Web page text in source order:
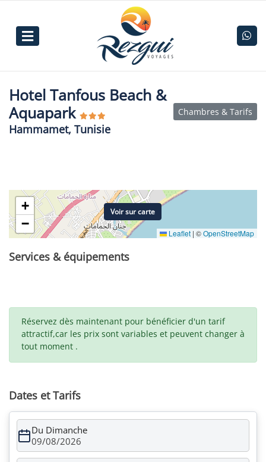
Hotel Tanfous Beach &
Aquapark
Hammamet, Tunisie
Chambres & Tarifs
+
−
Leaflet | ©OpenStreetMap
Voir sur carte
Services & équipements
Réservez dès maintenant pour bénéficier d'un tarif
attractif,car les prix sont variables et peuvent changer à
tout moment .
Dates et Tarifs
Du Dimanche
09/08/2026